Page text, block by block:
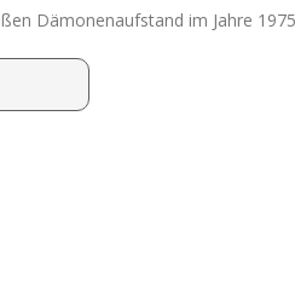
Dämonenaufstand im Jahre